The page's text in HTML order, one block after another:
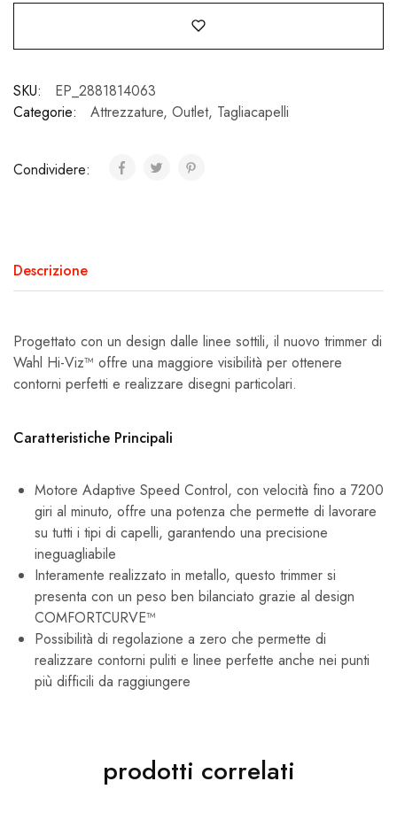
SKU:
EP_2881814063
Categorie:
Attrezzature, Outlet, Tagliacapelli
Condividere:
Descrizione
Progettato con un design dalle linee sottili, il nuovo trimmer di
Wahl Hi-Viz™ offre una maggiore visibilità per ottenere
contorni perfetti e realizzare disegni particolari.
Caratteristiche Principali
Motore Adaptive Speed Control, con velocità fino a 7200
giri al minuto, offre una potenza che permette di lavorare
su tutti i tipi di capelli, garantendo una precisione
ineguagliabile
Interamente realizzato in metallo, questo trimmer si
presenta con un peso ben bilanciato grazie al design
COMFORTCURVE™
Possibilità di regolazione a zero che permette di
realizzare contorni puliti e linee perfette anche nei punti
più difficili da raggiungere
prodotti correlati